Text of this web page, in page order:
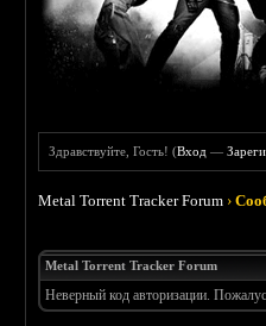
Здравствуйте, Гость! (Вход —
Metal Torrent Tracker Forum ›
Metal Torrent Tracker Forum
Неверный код авторизации.